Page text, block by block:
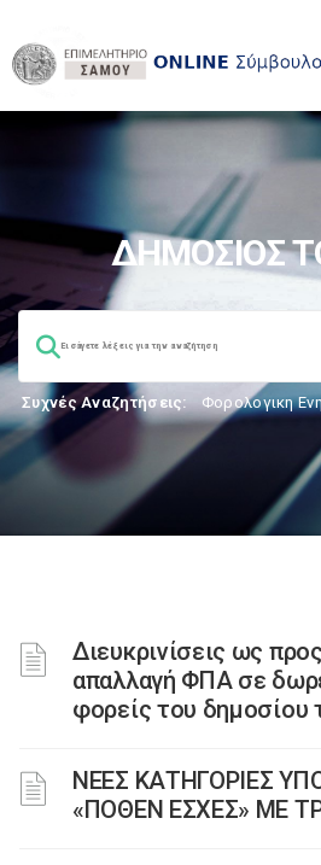
ΔΗΜΟΣΙΟΣ
Συχνές Αναζητήσεις: Φορολογικη
Διευκρινίσεις ως
απαλλαγή ΦΠΑ σε
φορείς του δημοσίου
ΝΕΕΣ ΚΑΤΗΓΟΡΙΕΣ
«ΠΟΘΕΝ ΕΣΧΕΣ» ΜΕ